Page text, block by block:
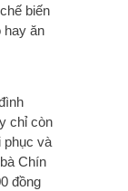
biến
hay ăn
chỉ còn
phục và
Chín
đồng